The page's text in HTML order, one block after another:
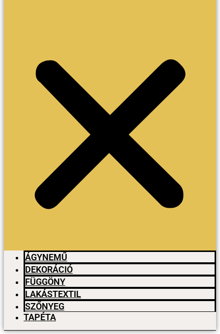
ÁGYNEMŰ
DEKORÁCIÓ
FÜGGÖNY
LAKÁSTEXTIL
SZŐNYEG
TAPÉTA